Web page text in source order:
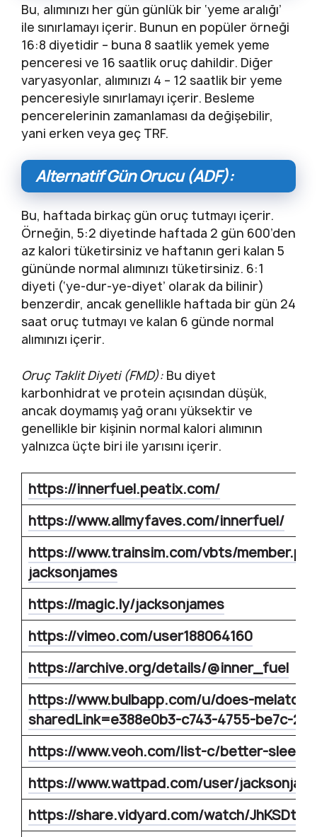
Bu, alımınızı her gün günlük bir ‘yeme aralığı’
ile sınırlamayı içerir. Bunun en popüler örneği
16:8 diyetidir – buna 8 saatlik yemek yeme
penceresi ve 16 saatlik oruç dahildir. Diğer
varyasyonlar, alımınızı 4 – 12 saatlik bir yeme
penceresiyle sınırlamayı içerir. Besleme
pencerelerinin zamanlaması da değişebilir,
yani erken veya geç TRF.
Alternatif Gün Orucu (ADF):
Bu, haftada birkaç gün oruç tutmayı içerir.
Örneğin, 5:2 diyetinde haftada 2 gün 600’den
az kalori tüketirsiniz ve haftanın geri kalan 5
gününde normal alımınızı tüketirsiniz. 6:1
diyeti (‘ye-dur-ye-diyet’ olarak da bilinir)
benzerdir, ancak genellikle haftada bir gün 24
saat oruç tutmayı ve kalan 6 günde normal
alımınızı içerir.
Oruç Taklit Diyeti (FMD): Bu diyet
karbonhidrat ve protein açısından düşük,
ancak doymamış yağ oranı yüksektir ve
genellikle bir kişinin normal kalori alımının
yalnızca üçte biri ile yarısını içerir.
https://innerfuel.peatix.com/
https://www.allmyfaves.com/innerfuel/
https://www.trainsim.com/vbts/
jacksonjames
https://magic.ly/jacksonjames
https://vimeo.com/user188064160
https://archive.org/details/@inner_fuel
https://www.bulbapp.com/u/does-
sharedLink=e388e0b3-c743-4755-be7c-
https://www.veoh.com/list-c/better-sleep-
https://www.wattpad.com/user/
https://share.vidyard.com/watch/